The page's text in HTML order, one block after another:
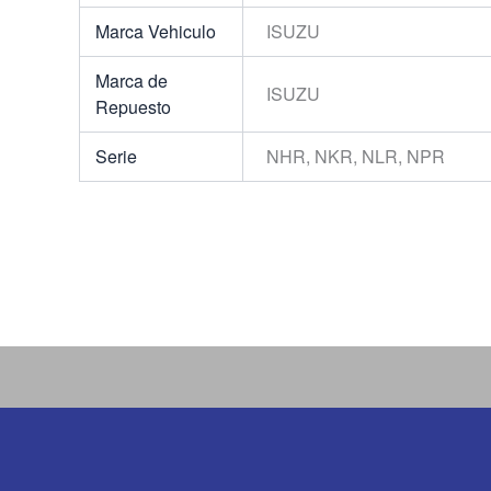
Marca Vehiculo
ISUZU
Marca de
Repuesto
ISUZU
Serie NHR, NKR, NLR, NPR